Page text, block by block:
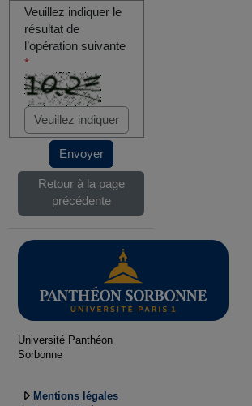
Veuillez indiquer le
résultat de
l’opération suivante
*
Envoyer
Retour à la page
précédente
Université Panthéon
Sorbonne
Mentions légales